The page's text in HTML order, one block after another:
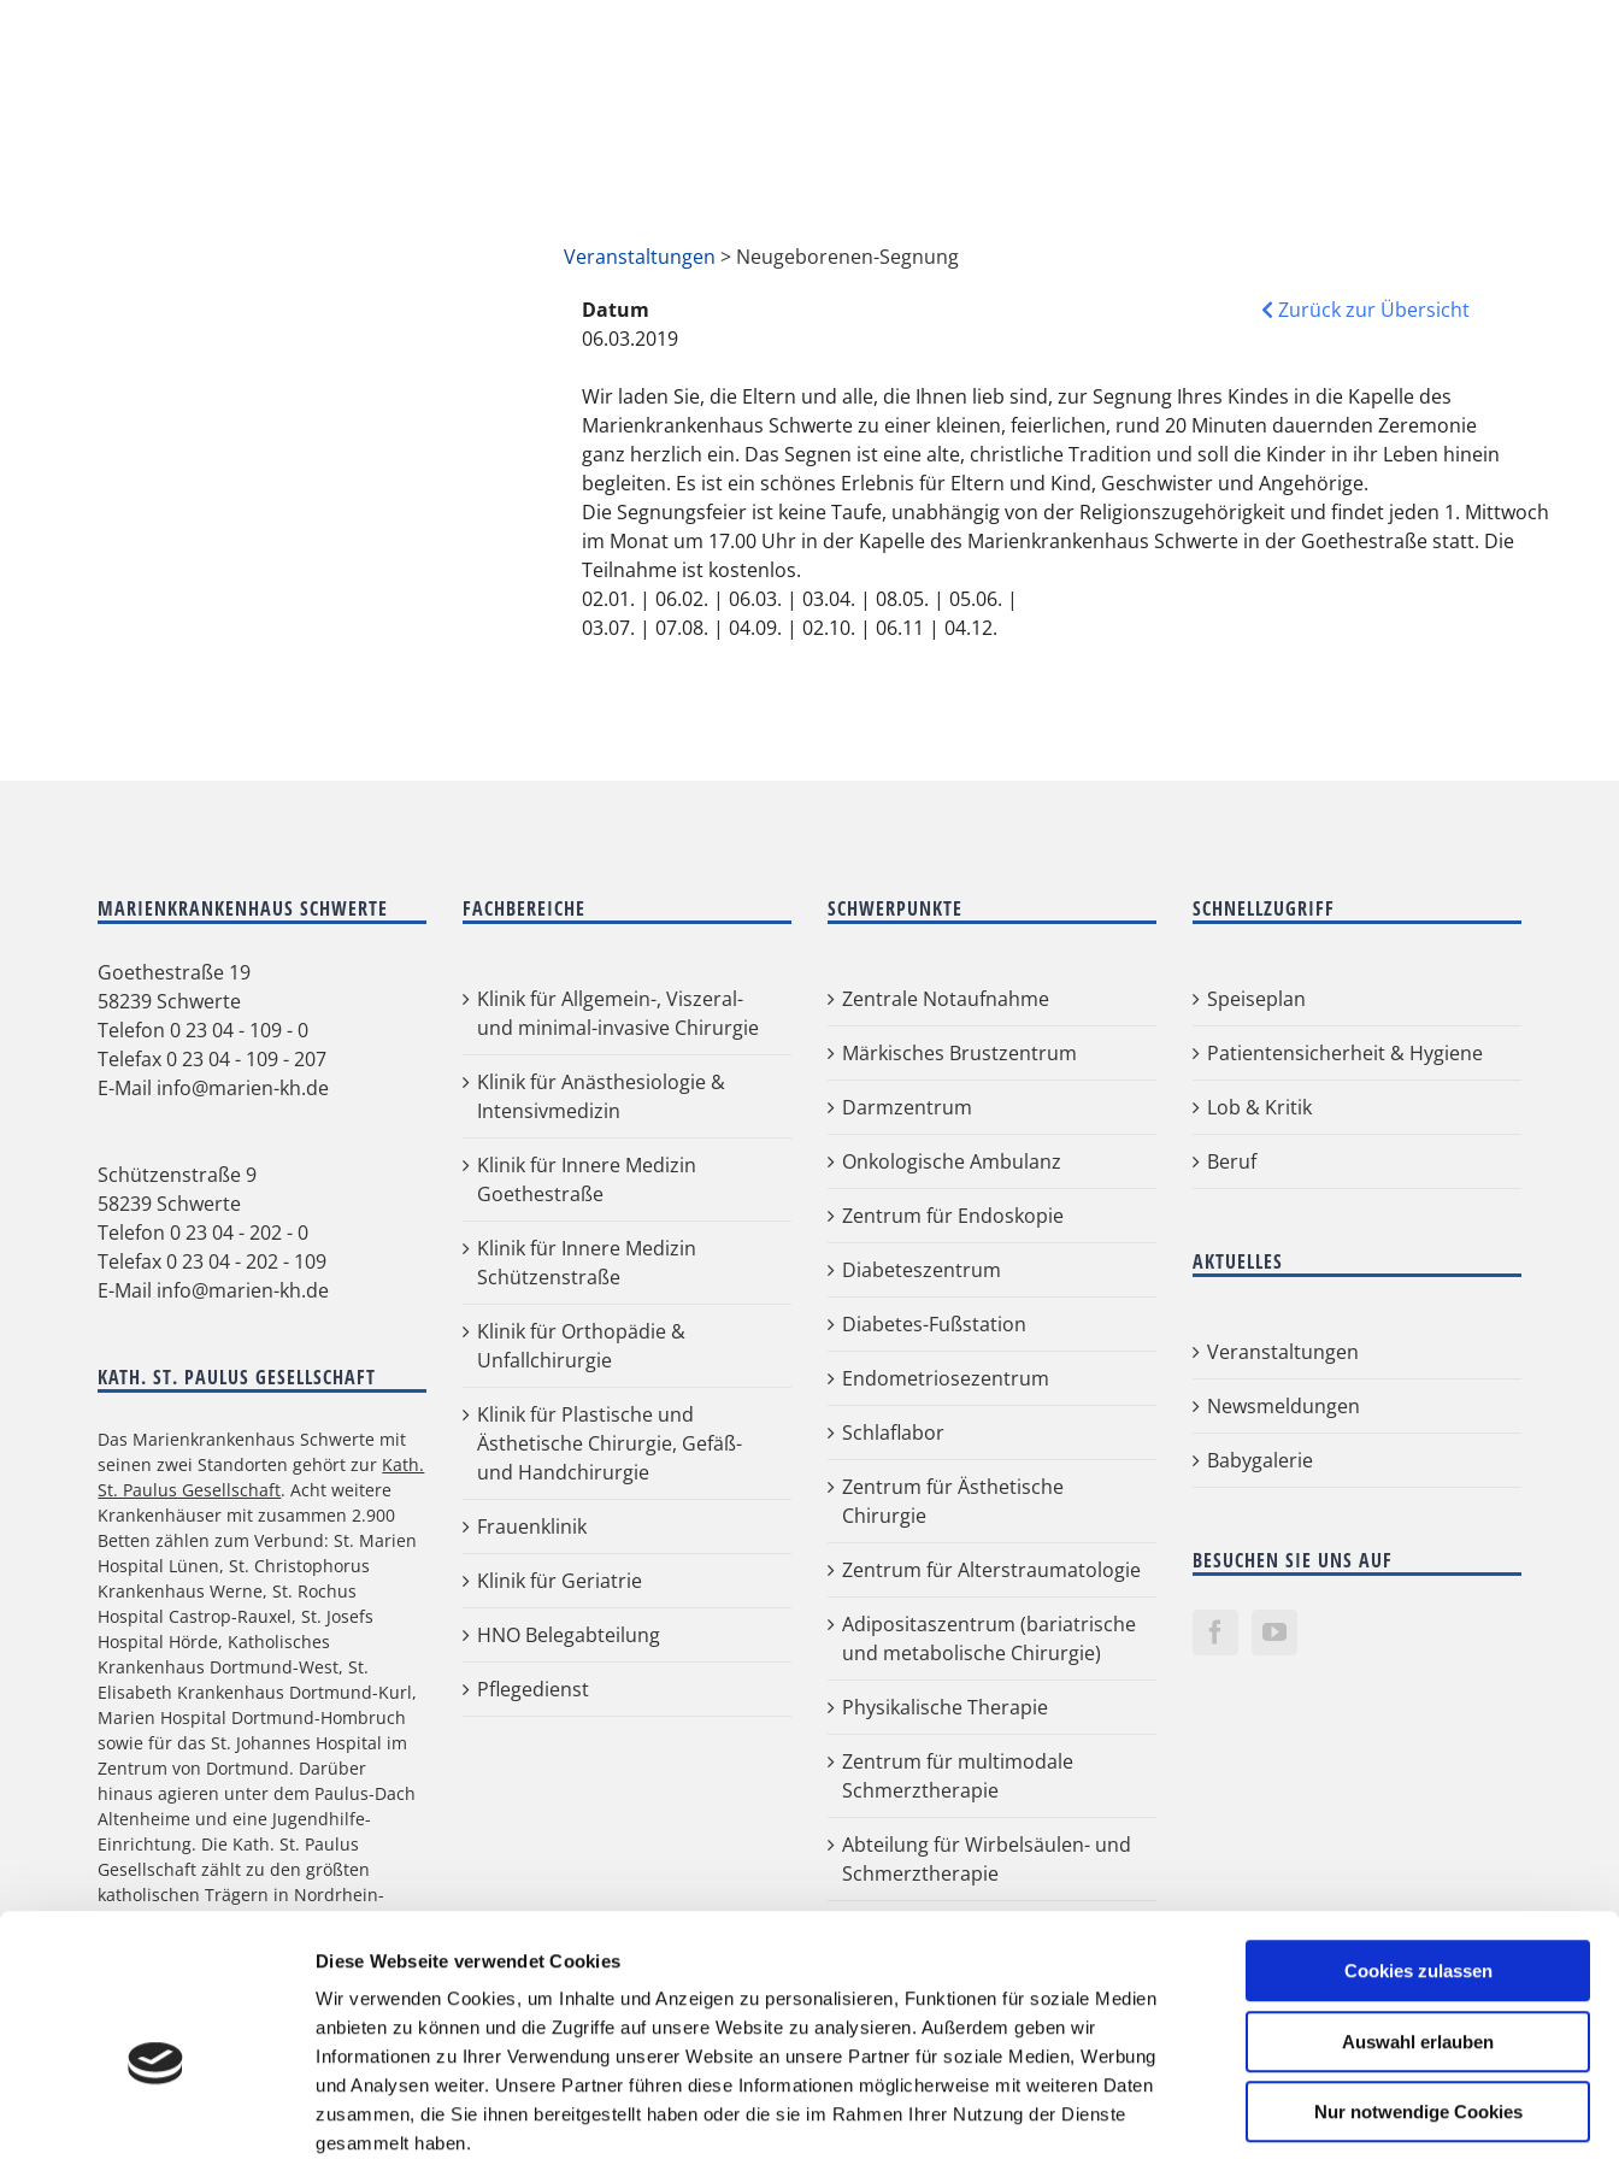
Diese Webseite verwendet Cookies
Wir verwenden Cookies, um Inhalte und Anzeigen zu personalisieren, Funktionen für soziale Medien
anbieten zu können und die Zugriffe auf unsere Website zu analysieren. Außerdem geben wir
Informationen zu Ihrer Verwendung unserer Website an unsere Partner für soziale Medien, Werbung
und Analysen weiter. Unsere Partner führen diese Informationen möglicherweise mit weiteren Daten
zusammen, die Sie ihnen bereitgestellt haben oder die sie im Rahmen Ihrer Nutzung der Dienste
gesammelt haben.
Cookies zulassen
Auswahl erlauben
Nur notwendige Cookies
Veranstaltungen > Neugeborenen-Segnung
Datum
06.03.2019
Zurück zur Übersicht
Wir laden Sie, die Eltern und alle, die Ihnen lieb sind, zur Segnung Ihres Kindes in die Kapelle des
Marienkrankenhaus Schwerte zu einer kleinen, feierlichen, rund 20 Minuten dauernden Zeremonie
ganz herzlich ein. Das Segnen ist eine alte, christliche Tradition und soll die Kinder in ihr Leben hinein
begleiten. Es ist ein schönes Erlebnis für Eltern und Kind, Geschwister und Angehörige.
Die Segnungsfeier ist keine Taufe, unabhängig von der Religionszugehörigkeit und findet jeden 1. Mittwoch
im Monat um 17.00 Uhr in der Kapelle des Marienkrankenhaus Schwerte in der Goethestraße statt. Die
Teilnahme ist kostenlos.
02.01. | 06.02. | 06.03. | 03.04. | 08.05. | 05.06. |
03.07. | 07.08. | 04.09. | 02.10. | 06.11 | 04.12.
MARIENKRANKENHAUS SCHWERTE
Goethestraße 19
58239 Schwerte
Telefon0 23 04 - 109 - 0
Telefax 0 23 04 - 109 - 207
E-Mail info@marien-kh.de
Schützenstraße 9
58239 Schwerte
Telefon0 23 04 - 202 - 0
Telefax 0 23 04 - 202 - 109
E-Mail info@marien-kh.de
KATH. ST. PAULUS GESELLSCHAFT
Das Marienkrankenhaus Schwerte mit
seinen zwei Standorten gehört zur Kath.
St. Paulus Gesellschaft. Acht weitere
Krankenhäuser mit zusammen 2.900
Betten zählen zum Verbund: St. Marien
Hospital Lünen, St. Christophorus
Krankenhaus Werne, St. Rochus
Hospital Castrop-Rauxel, St. Josefs
Hospital Hörde, Katholisches
Krankenhaus Dortmund-West, St.
Elisabeth Krankenhaus Dortmund-Kurl,
Marien Hospital Dortmund-Hombruch
sowie für das St. Johannes Hospital im
Zentrum von Dortmund. Darüber
hinaus agieren unter dem Paulus-Dach
Altenheime und eine Jugendhilfe-
Einrichtung. Die Kath. St. Paulus
Gesellschaft zählt zu den größten
katholischen Trägern in Nordrhein-
anvertrauten Patient:innen,
Bewohner:innen, Kinder und
FACHBEREICHE
Klinik für Allgemein-, Viszeral-
und minimal-invasive Chirurgie
Klinik für Anästhesiologie &
Intensivmedizin
Klinik für Innere Medizin
Goethestraße
Klinik für Innere Medizin
Schützenstraße
Klinik für Orthopädie &
Unfallchirurgie
Klinik für Plastische und
Ästhetische Chirurgie, Gefäß-
und Handchirurgie
Frauenklinik
Klinik für Geriatrie
HNO Belegabteilung
Pflegedienst
SCHWERPUNKTE
Zentrale Notaufnahme
Märkisches Brustzentrum
Darmzentrum
Onkologische Ambulanz
Zentrum für Endoskopie
Diabeteszentrum
Diabetes-Fußstation
Endometriosezentrum
Schlaflabor
Zentrum für Ästhetische
Chirurgie
Zentrum für Alterstraumatologie
Adipositaszentrum (bariatrische
und metabolische Chirurgie)
Physikalische Therapie
Zentrum für multimodale
Schmerztherapie
Abteilung für Wirbelsäulen- und
Schmerztherapie
Notarztstandort
Kooperationspartner
SCHNELLZUGRIFF
Speiseplan
Patientensicherheit & Hygiene
Lob & Kritik
Beruf
AKTUELLES
Veranstaltungen
Newsmeldungen
Babygalerie
BESUCHEN SIE UNS AUF